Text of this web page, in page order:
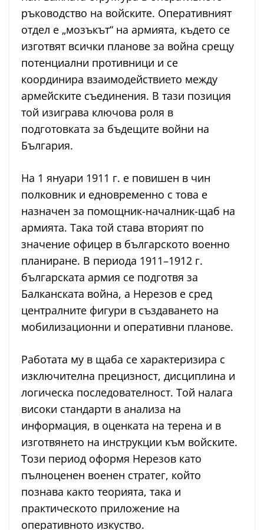
ръководство на войските. Оперативният
отдел е „мозъкът“ на армията, където се
изготвят всички планове за война срещу
потенциални противници и се
координира взаимодействието между
армейските съединения. В тази позиция
той изиграва ключова роля в
подготовката за бъдещите войни на
България.
На 1 януари 1911 г. е повишен в чин
полковник и едновременно с това е
назначен за помощник-началник-щаб на
армията. Така той става вторият по
значение офицер в българското военно
планиране. В периода 1911–1912 г.
българската армия се подготвя за
Балканската война, а Нерезов е сред
централните фигури в създаването на
мобилизационни и оперативни планове.
Работата му в щаба се характеризира с
изключителна прецизност, дисциплина и
логическа последователност. Той налага
високи стандарти в анализа на
информация, в оценката на терена и в
изготвянето на инструкции към войските.
Този период оформя Нерезов като
пълноценен военен стратег, който
познава както теорията, така и
практическото приложение на
оперативното изкуство.